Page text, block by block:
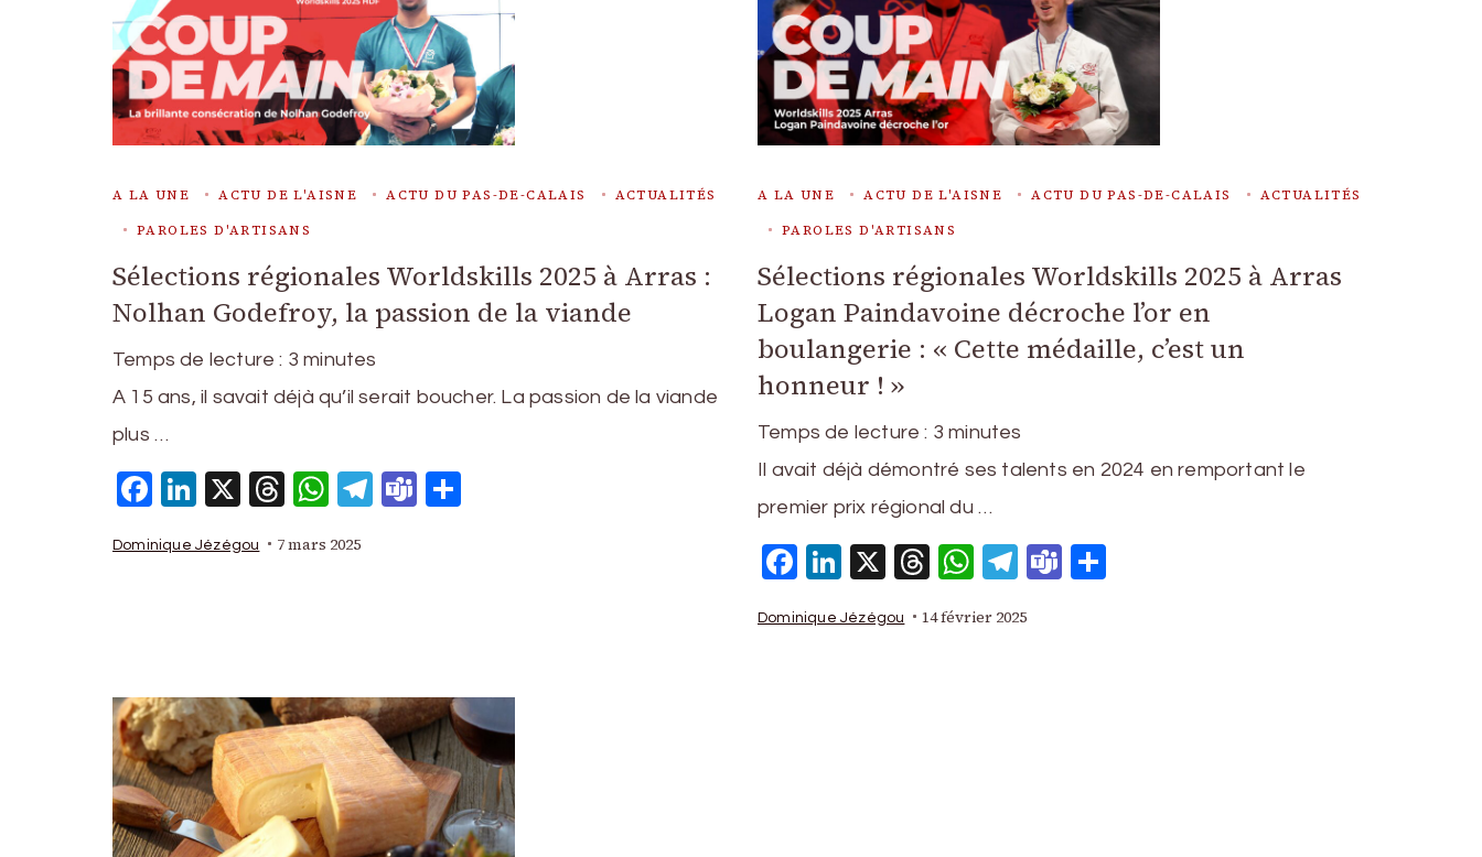
A LA UNE ACTU DE L'AISNE ACTU DU PAS-DE-CALAIS
ACTUALITÉS
PAROLES D'ARTISANS
Sélections régionales Worldskills 2025 à Arras :
Nolhan Godefroy, la passion de la viande
Temps de lecture : 3 minutes
A 15 ans, il savait déjà qu’il serait boucher. La passion de la viande
plus …
Facebook
LinkedIn
X Threads
WhatsApp
Telegram
Teams
Dominique Jézégou 7 mars 2025
A LA UNE ACTU DE L'AISNE ACTU DU PAS-DE-CALAIS
ACTUALITÉS
PAROLES D'ARTISANS
Sélections régionales Worldskills 2025 à Arras
Logan Paindavoine décroche l’or en
boulangerie : « Cette médaille, c’est un
honneur ! »
Temps de lecture : 3 minutes
Il avait déjà démontré ses talents en 2024 en remportant le
premier prix régional du …
Facebook
LinkedIn
X Threads
WhatsApp
Telegram
Teams
Dominique Jézégou 14 février 2025